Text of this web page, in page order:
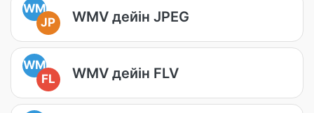
WM
JP
WMV дейін JPEG
WM
FL
WMV дейін FLV